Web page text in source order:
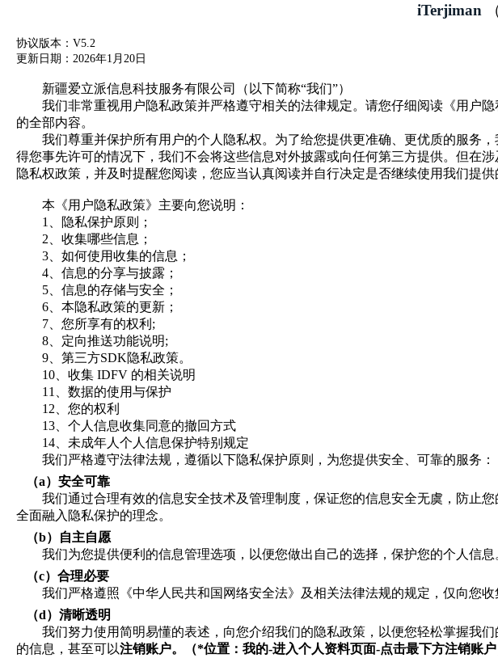
iTerjiman
协议版本： V5.2
更新日期： 2026年1月20日
新疆爱立派信息科技服务有限公司（以下简称“我们”）
我们非常重视用户隐私政策并严格遵守相关的法律规定。请您仔细阅读《用户隐
的全部内容。
我们尊重并保护所有用户的个人隐私权。为了给您提供更准确、更优质的服务
得您事先许可的情况下，我们不会将这些信息对外披露或向任何第三方提供。但在
隐私权政策，并及时提醒您阅读，您应当认真阅读并自行决定是否继续使用我们提供
本《用户隐私政策》主要向您说明：
1、
隐私保护原则；
2、 收集哪些信息；
3、 如何使用收集的信息；
4、 信息的分享与披露；
5、 信息的存储与安全；
6、 本隐私政策的更新；
7、 您所享有的权利 ;
8、 定向推送功能说明;
9、 第三方SDK隐私政策。
10、 收集 IDFV 的相关说明
11、 数据的使用与保护
12、 您的权利
13、 个人信息收集同意的撤回方式
14、 未成年人个人信息保护特别规定
我们严格遵守法律法规，遵循以下隐私保护原则，为您提供安全、可靠的服务：
（a） 安全可靠
我们通过合理有效的信息安全技术及管理制度，保证您的信息安全无虞，防止
全面融入隐私保护的理念。
（b）
自主自愿
我们为您提供便利的信息管理选项，以便您做出自己的选择，保护您的个人信息
（c） 合理必要
我们严格遵照《中华人民共和国网络安全法》及相关法律法规的规定，仅向您
（d） 清晰透明
我们努力使用简明易懂的表述，向您介绍我们的隐私政策，以便您轻松掌握我
的信息，甚至可以注销账户。（*位置：我的-进入个人资料页面-点击最下方注销账